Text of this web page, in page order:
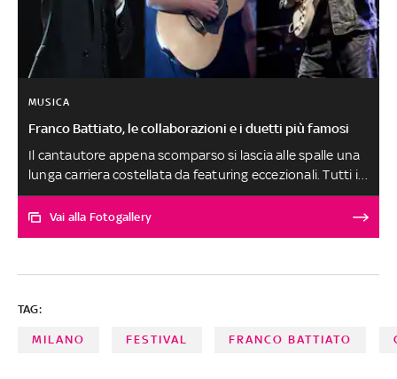
MUSICA
Franco Battiato, le collaborazioni e i duetti più famosi
Il cantautore appena scomparso si lascia alle spalle una
lunga carriera costellata da featuring eccezionali. Tutti i
più grandi nomi della musica italiana hanno fatto carte
false pur di poter lavorare assieme al genio nostrano di
Gaber, che è stato uno di quelli che l’ha scoperto e
partecipazioni a dischi, canzoni e sette note in generale
Vai alla Fotogallery
TAG:
MILANO FESTIVAL FRANCO BATTIATO